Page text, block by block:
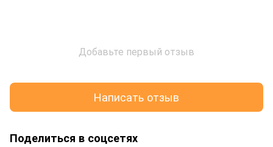
Добавьте первый отзыв
Написать отзыв
Поделиться в соцсетях